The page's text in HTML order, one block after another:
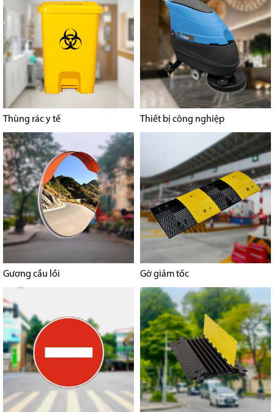
Thùng rác y tế Thiết bị công nghiệp
Gương cầu lồi Gờ giảm tốc